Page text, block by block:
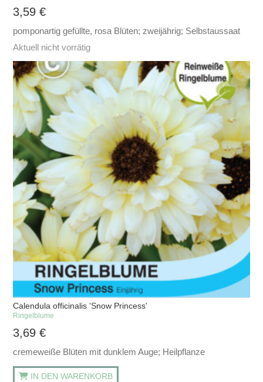
3,59€
pomponartig gefüllte, rosa Blüten; zweijährig; Selbstaussaat
Aktuell nicht vorrätig
Calendula officinalis 'Snow Princess'
Ringelblume
3,69€
cremeweiße Blüten mit dunklem Auge; Heilpflanze
IN DEN WARENKORB